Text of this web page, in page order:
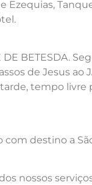
BETESDA.
de Jesus ao
tempo
destino a
nossos